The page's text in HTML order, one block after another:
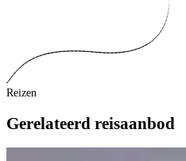
Reizen
Gerelateerd reisaanbod